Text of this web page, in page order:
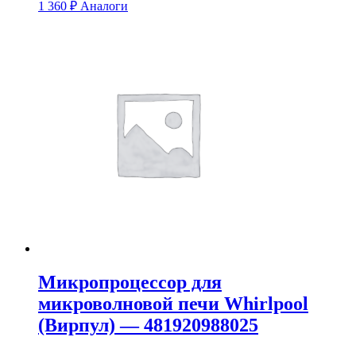
1 360 ₽ Аналоги
Микропроцессор для
микроволновой печи Whirlpool
(Вирпул) — 481920988025